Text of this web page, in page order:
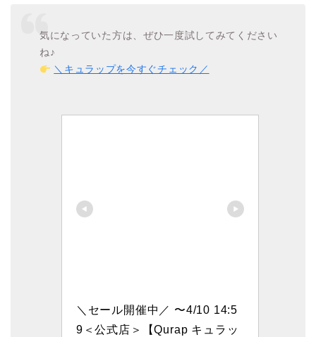
気になっていた方は、ぜひ一度試してみてください
ね♪
＼キュラップを今すぐチェック／
＼セール開催中／ 〜4/10 14:5
9＜公式店＞【Qurap キュラッ